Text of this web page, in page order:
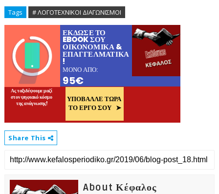
Tags # ΛΟΓΟΤΕΧΝΙΚΟΙ ΔΙΑΓΩΝΙΣΜΟΙ
Share This
About Κέφαλος